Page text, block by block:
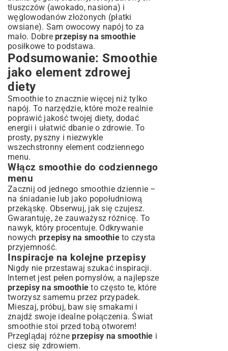
tłuszczów (awokado, nasiona) i
węglowodanów złożonych (płatki
owsiane). Sam owocowy napój to za
mało. Dobre przepisy na smoothie
posiłkowe to podstawa.
Podsumowanie: Smoothie
jako element zdrowej
diety
Smoothie to znacznie więcej niż tylko
napój. To narzędzie, które może realnie
poprawić jakość twojej diety, dodać
energii i ułatwić dbanie o zdrowie. To
prosty, pyszny i niezwykle
wszechstronny element codziennego
menu.
Włącz smoothie do codziennego
menu
Zacznij od jednego smoothie dziennie –
na śniadanie lub jako popołudniową
przekąskę. Obserwuj, jak się czujesz.
Gwarantuję, że zauważysz różnicę. To
nawyk, który procentuje. Odkrywanie
nowych przepisy na smoothieto czysta
przyjemność.
Inspiracje na kolejne przepisy
Nigdy nie przestawaj szukać inspiracji.
Internet jest pełen pomysłów, a najlepsze
przepisy na smoothie to często te, które
tworzysz samemu przez przypadek.
Mieszaj, próbuj, baw się smakami i
znajdź swoje idealne połączenia. Świat
smoothie stoi przed tobą otworem!
Przeglądaj różneprzepisy na smoothie i
ciesz się zdrowiem.